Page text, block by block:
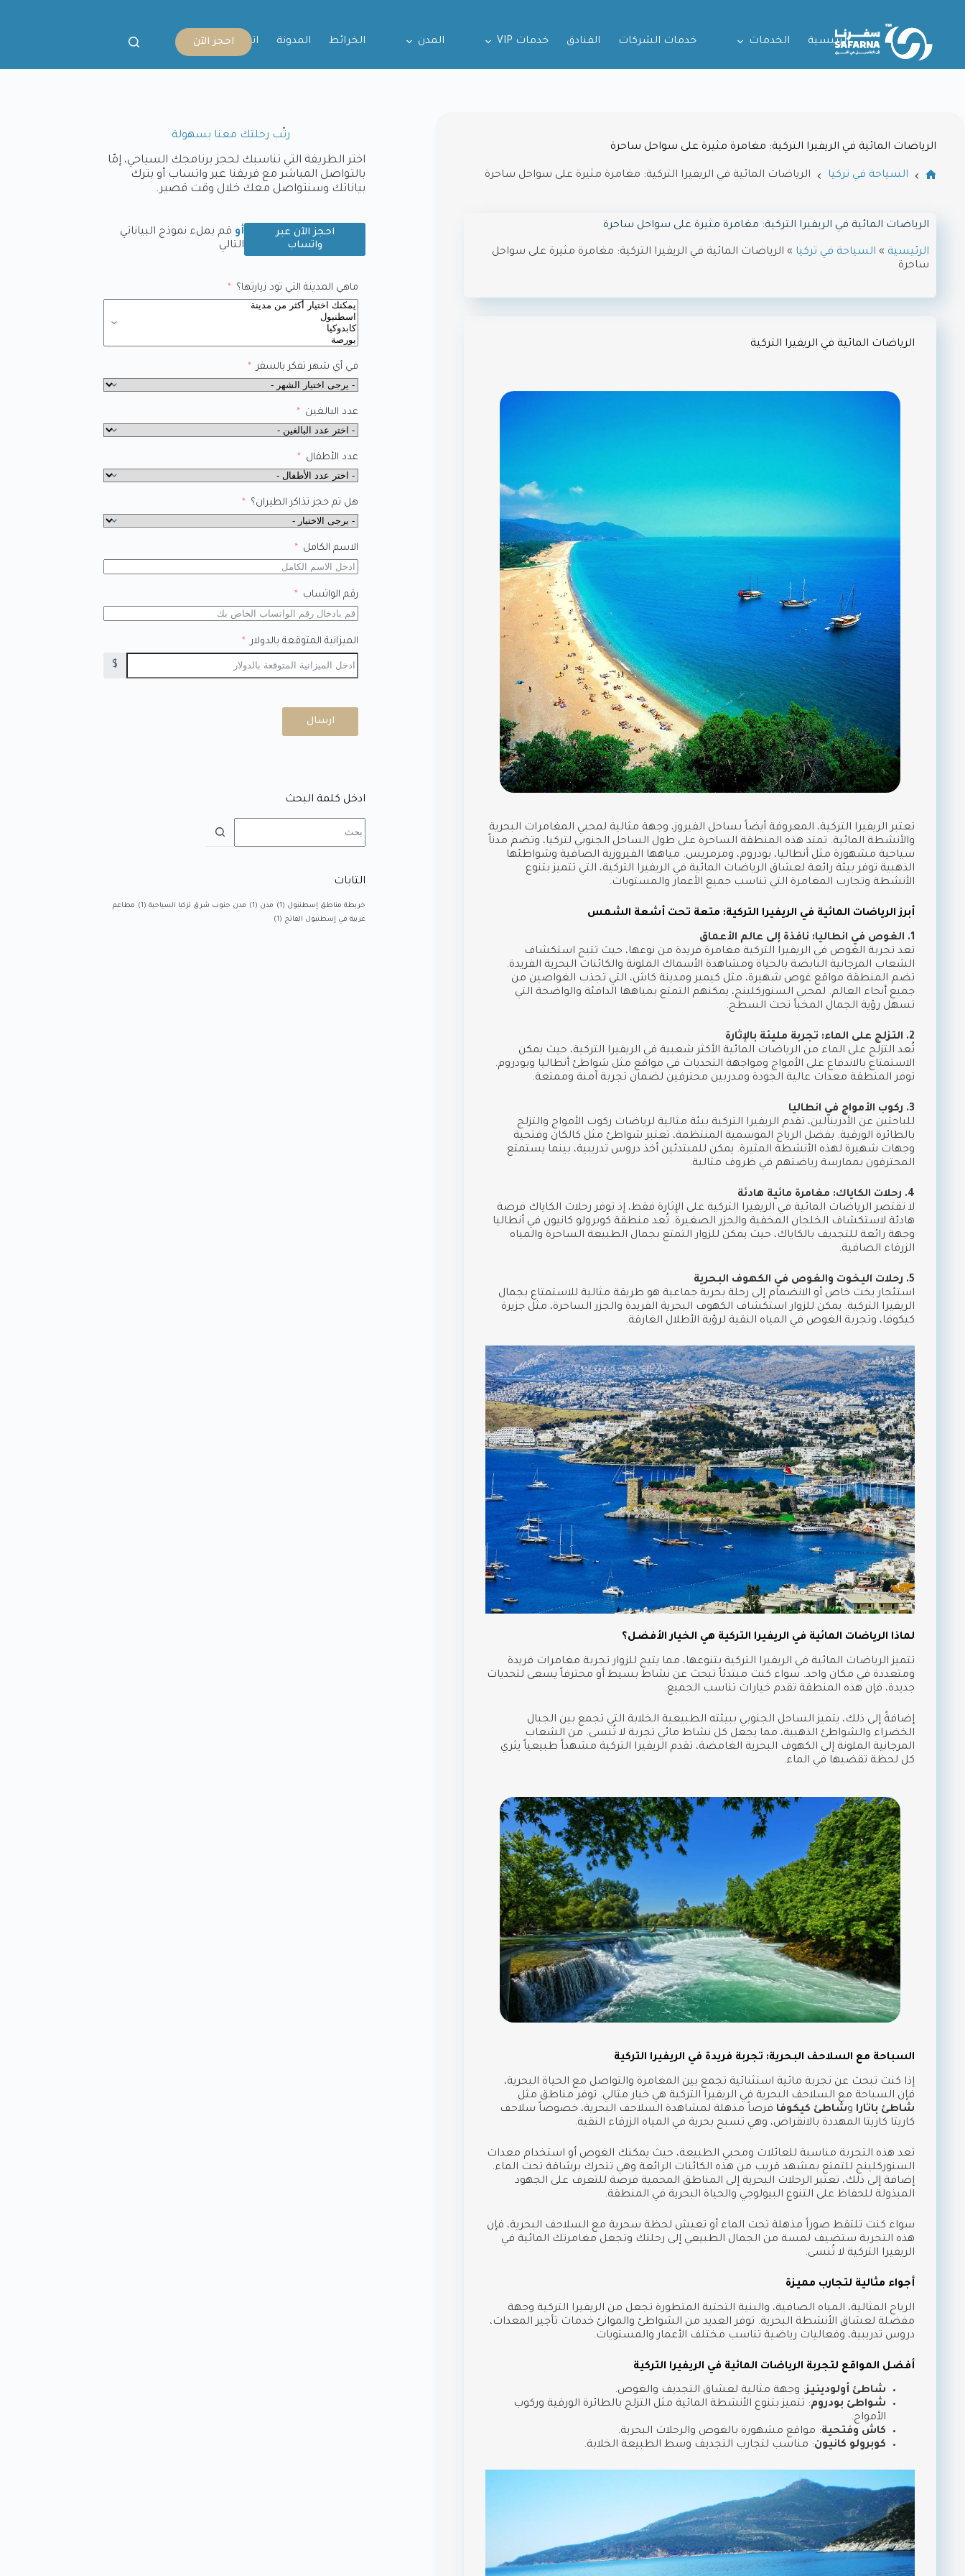
الرئيسية الخدمات خدمات الشركات الفنادق خدمات VIP المدن الخرائط المدونة اتصل بنااحجز الآن
الرياضات المائية في الريفيرا التركية: مغامرة مثيرة على سواحل ساحرة
السياحة في تركيا الرياضات المائية في الريفيرا التركية: مغامرة مثيرة على سواحل ساحرة
الرياضات المائية في الريفيرا التركية: مغامرة مثيرة على سواحل ساحرة
الرئيسية » السياحة في تركيا » الرياضات المائية في الريفيرا التركية: مغامرة مثيرة على سواحل
ساحرة
الرياضات المائية في الريفيرا التركية
تعتبر الريفيرا التركية، المعروفة أيضاً بساحل الفيروز، وجهة مثالية لمحبي المغامرات البحرية
والأنشطة المائية. تمتد هذه المنطقة الساحرة على طول الساحل الجنوبي لتركيا، وتضم مدناً
سياحية مشهورة مثل أنطاليا، بودروم، ومرمريس. مياهها الفيروزية الصافية وشواطئها
الذهبية توفر بيئة رائعة لعشاق الرياضات المائية في الريفيرا التركية، التي تتميز بتنوع
الأنشطة وتجارب المغامرة التي تناسب جميع الأعمار والمستويات.
أبرز الرياضات المائية في الريفيرا التركية: متعة تحت أشعة الشمس
1. الغوص في انطاليا: نافذة إلى عالم الأعماق
تعد تجربة الغوص في الريفيرا التركية مغامرة فريدة من نوعها، حيث تتيح استكشاف
الشعاب المرجانية النابضة بالحياة ومشاهدة الأسماك الملونة والكائنات البحرية الفريدة.
تضم المنطقة مواقع غوص شهيرة، مثل كيمير ومدينة كاش، التي تجذب الغواصين من
جميع أنحاء العالم. لمحبي السنوركلينج، يمكنهم التمتع بمياهها الدافئة والواضحة التي
تسهل رؤية الجمال المخبأ تحت السطح.
2. التزلج على الماء: تجربة مليئة بالإثارة
تُعد التزلج على الماء من الرياضات المائية الأكثر شعبية في الريفيرا التركية، حيث يمكن
الاستمتاع بالاندفاع على الأمواج ومواجهة التحديات في مواقع مثل شواطئ أنطاليا وبودروم.
توفر المنطقة معدات عالية الجودة ومدربين محترفين لضمان تجربة آمنة وممتعة.
3. ركوب الأمواج في انطاليا
للباحثين عن الأدرينالين، تقدم الريفيرا التركية بيئة مثالية لرياضات ركوب الأمواج والتزلج
بالطائرة الورقية. بفضل الرياح الموسمية المنتظمة، تعتبر شواطئ مثل كالكان وفتحية
وجهات شهيرة لهذه الأنشطة المثيرة. يمكن للمبتدئين أخذ دروس تدريبية، بينما يستمتع
المحترفون بممارسة رياضتهم في ظروف مثالية.
4. رحلات الكاياك: مغامرة مائية هادئة
لا تقتصر الرياضات المائية في الريفيرا التركية على الإثارة فقط، إذ توفر رحلات الكاياك فرصة
هادئة لاستكشاف الخلجان المخفية والجزر الصغيرة. تُعد منطقة كوبرولو كانيون في أنطاليا
وجهة رائعة للتجديف بالكاياك، حيث يمكن للزوار التمتع بجمال الطبيعة الساحرة والمياه
الزرقاء الصافية.
5. رحلات اليخوت والغوص في الكهوف البحرية
استئجار يخت خاص أو الانضمام إلى رحلة بحرية جماعية هو طريقة مثالية للاستمتاع بجمال
الريفيرا التركية. يمكن للزوار استكشاف الكهوف البحرية الفريدة والجزر الساحرة، مثل جزيرة
كيكوفا، وتجربة الغوص في المياه النقية لرؤية الأطلال الغارقة.
لماذا الرياضات المائية في الريفيرا التركية هي الخيار الأفضل؟
تتميز الرياضات المائية في الريفيرا التركية بتنوعها، مما يتيح للزوار تجربة مغامرات فريدة
ومتعددة في مكان واحد. سواء كنت مبتدئاً تبحث عن نشاط بسيط أو محترفاً يسعى لتحديات
جديدة، فإن هذه المنطقة تقدم خيارات تناسب الجميع.
إضافةً إلى ذلك، يتميز الساحل الجنوبي ببيئته الطبيعية الخلابة التي تجمع بين الجبال
الخضراء والشواطئ الذهبية، مما يجعل كل نشاط مائي تجربة لا تُنسى. من الشعاب
المرجانية الملونة إلى الكهوف البحرية الغامضة، تقدم الريفيرا التركية مشهداً طبيعياً يثري
كل لحظة تقضيها في الماء.
السباحة مع السلاحف البحرية: تجربة فريدة في الريفيرا التركية
إذا كنت تبحث عن تجربة مائية استثنائية تجمع بين المغامرة والتواصل مع الحياة البحرية،
فإن السباحة مع السلاحف البحرية في الريفيرا التركية هي خيار مثالي. توفر مناطق مثل
شاطئ باتارا وشاطئ كيكوفا فرصاً مذهلة لمشاهدة السلاحف البحرية، خصوصاً سلاحف
كاريتا كاريتا المهددة بالانقراض، وهي تسبح بحرية في المياه الزرقاء النقية.
تعد هذه التجربة مناسبة للعائلات ومحبي الطبيعة، حيث يمكنك الغوص أو استخدام معدات
السنوركلينج للتمتع بمشهد قريب من هذه الكائنات الرائعة وهي تتحرك برشاقة تحت الماء.
إضافة إلى ذلك، تعتبر الرحلات البحرية إلى المناطق المحمية فرصة للتعرف على الجهود
المبذولة للحفاظ على التنوع البيولوجي والحياة البحرية في المنطقة.
سواء كنت تلتقط صوراً مذهلة تحت الماء أو تعيش لحظة سحرية مع السلاحف البحرية، فإن
هذه التجربة ستضيف لمسة من الجمال الطبيعي إلى رحلتك وتجعل مغامرتك المائية في
الريفيرا التركية لا تُنسى.
أجواء مثالية لتجارب مميزة
الرياح المثالية، المياه الصافية، والبنية التحتية المتطورة تجعل من الريفيرا التركية وجهة
مفضلة لعشاق الأنشطة البحرية. توفر العديد من الشواطئ والموانئ خدمات تأجير المعدات،
دروس تدريبية، وفعاليات رياضية تناسب مختلف الأعمار والمستويات.
أفضل المواقع لتجربة الرياضات المائية في الريفيرا التركية
شاطئ أولودينيز: وجهة مثالية لعشاق التجديف والغوص.
شواطئ بودروم: تتميز بتنوع الأنشطة المائية مثل التزلج بالطائرة الورقية وركوب
الأمواج.
كاش وفتحية: مواقع مشهورة بالغوص والرحلات البحرية.
كوبرولو كانيون: مناسب لتجارب التجديف وسط الطبيعة الخلابة.
رتّب رحلتك معنا بسهولة
اختر الطريقة التي تناسبك لحجز برنامجك السياحي، إمّا
بالتواصل المباشر مع فريقنا عبر واتساب أو بترك
بياناتك وسنتواصل معك خلال وقت قصير.
احجز الآن عبر
واتساب
أو قم بملء نموذج البياناتي
التالي
ماهي المدينة التي تود زيارتها؟
في أي شهر تفكر بالسفر
عدد البالغين
عدد الأطفال
هل تم حجز تذاكر الطيران؟
الاسم الكامل
رقم الواتساب
الميزانية المتوقعة بالدولار
$
ارسال
ادخل كلمة البحث
التابات
خريطة مناطق إسطنبول (1) مدن (1) مدن جنوب شرق تركيا السياحية(1)
مطاعم
عربية في إسطنبول الفاتح (1)